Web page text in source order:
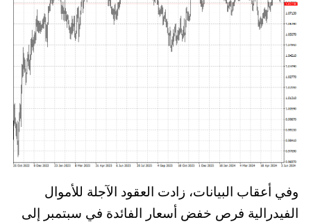
وفي أعقاب البيانات، زادت العقود الآجلة للأموال
الفيدرالية فرص خفض أسعار الفائدة في سبتمبر إلى